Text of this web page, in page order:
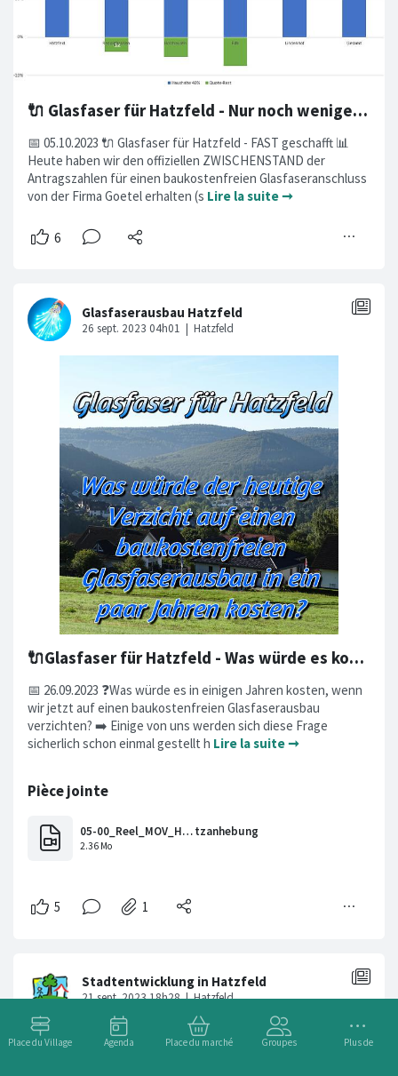
Place du Village Agenda Place du marché Groupes Plus de
🔌 Glasfaser für Hatzfeld - Nur noch wenige Anträge fehlen
📅 05.10.2023 🔌 Glasfaser für Hatzfeld - FAST geschafft 📊
Heute haben wir den offiziellen ZWISCHENSTAND der
Antragszahlen für einen baukostenfreien Glasfaseranschluss
von der Firma Goetel erhalten (s Lire la suite ➞
🔌Glasfaser für Hatzfeld - Was würde es kosten?
📅 26.09.2023 ❓Was würde es in einigen Jahren kosten, wenn
wir jetzt auf einen baukostenfreien Glasfaserausbau
verzichten? ➡️ Einige von uns werden sich diese Frage
sicherlich schon einmal gestellt h Lire la suite ➞